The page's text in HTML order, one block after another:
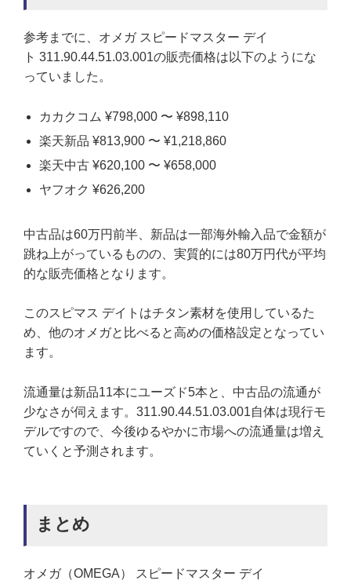
参考までに、オメガ スピードマスター デイ
ト 311.90.44.51.03.001の販売価格は以下のようにな
っていました。
カカクコム ¥798,000 〜 ¥898,110
楽天新品 ¥813,900 〜 ¥1,218,860
楽天中古 ¥620,100 〜 ¥658,000
ヤフオク ¥626,200
中古品は60万円前半、新品は一部海外輸入品で金額が
跳ね上がっているものの、実質的には80万円代が平均
的な販売価格となります。
このスピマス デイトはチタン素材を使用しているた
め、他のオメガと比べると高めの価格設定となってい
ます。
流通量は新品11本にユーズド5本と、中古品の流通が
少なさが伺えます。311.90.44.51.03.001自体は現行モ
デルですので、今後ゆるやかに市場への流通量は増え
ていくと予測されます。
まとめ
オメガ（OMEGA） スピードマスター デイ